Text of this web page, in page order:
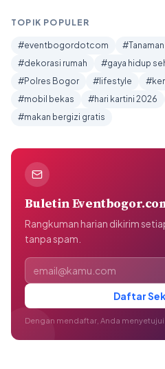
TOPIK POPULER
#eventbogordotcom
#dekorasi rumah
#gaya hidup
#Polres Bogor
#lifestyle
#mobil bekas
#hari kartini 2026
#makan bergizi gratis
Buletin
Rangkuman harian dikirim
tanpa spam.
Alamat email
Daftar
Dengan mendaftar, Anda menyetujui